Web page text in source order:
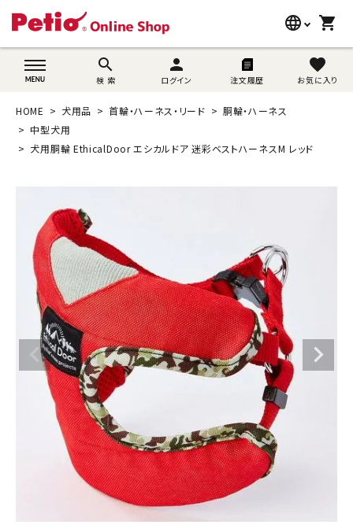
language
wovn-lang-name
shopping_cart
search
検 索
person
ログイン 注文履歴
favorite
お気に入り
search
猫用品
ブランド別に探す
目的別に探す
SNS
ご利用案内
ACCOUNT MENU
ようこそ ゲスト 様
ログイン person 新規会員登録
HOME 犬用品 首輪・ハーネス・リード
胴輪・ハーネス
中型犬用
犬用胴輪 EthicalDoor エシカルドア 迷彩ベストハーネスM レッド